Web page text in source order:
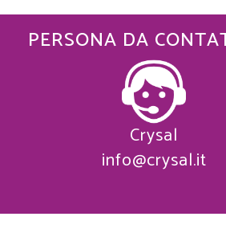
PERSONA DA
Crysal
info@crysal.it